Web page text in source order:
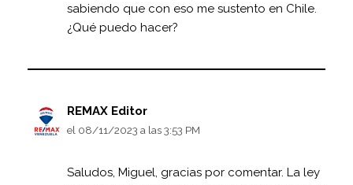
sabiendo que con eso me sustento en Chile.
¿Qué puedo hacer?
REMAX Editor
el 08/11/2023 a las 3:53 PM
Saludos, Miguel, gracias por comentar. La ley